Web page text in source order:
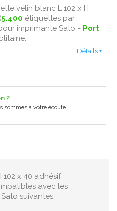
vélin blanc L 102 x H
5.400 étiquettes par
imprimante Sato - Port
.
Détails +
?
sommes à votre écoute
102 x 40 adhésif
avec les
suivantes: